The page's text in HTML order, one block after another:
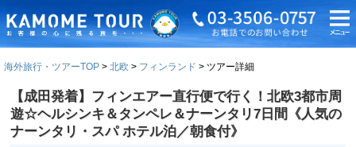
海外旅行・ツアーTOP 北欧 フィンランド ツアー詳細
【成田発着】フィンエアー直行便で行く！北欧3都市周
遊☆ヘルシンキ＆タンペレ＆ナーンタリ7日間《人気の
ナーンタリ・スパ ホテル泊／朝食付》